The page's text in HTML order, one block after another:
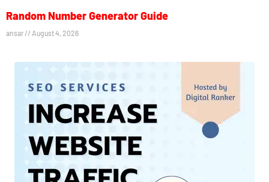
Random Number Generator Guide
ansar August 4, 2026